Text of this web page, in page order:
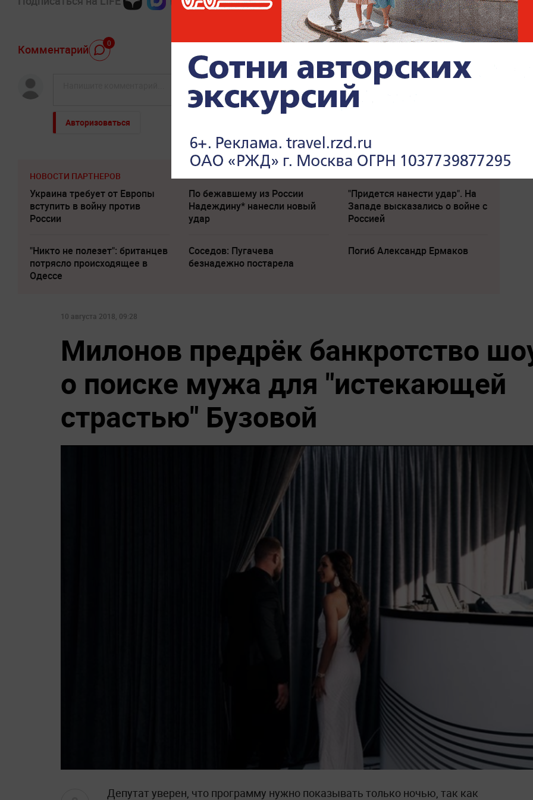
Комментарий 0
Авторизоваться
НОВОСТИ ПАРТНЕРОВ
Украина требует от Европы
вступить в войну против
России
По бежавшему из России
Надеждину* нанесли новый
удар
"Придется нанести удар". На
Западе высказались о войне с
Россией
"Никто не полезет": британцев
потрясло происходящее в
Одессе
Соседов: Пугачева
безнадежно постарела
Погиб Александр Ермаков
10 августа 2018, 09:28
Милонов предрёк банкротство
о поиске мужа для "истекающей
страстью" Бузовой
Депутат уверен, что программу нужно показывать только ночью, так как